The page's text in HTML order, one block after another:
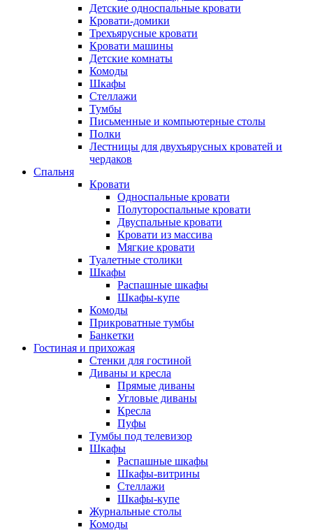
Детские односпальные кровати
Кровати-домики
Трехъярусные кровати
Кровати машины
Детские комнаты
Комоды
Шкафы
Стеллажи
Тумбы
Письменные и компьютерные столы
Полки
Лестницы для двухъярусных кроватей и
чердаков
Спальня
Кровати
Односпальные кровати
Полутороспальные кровати
Двуспальные кровати
Кровати из массива
Мягкие кровати
Туалетные столики
Шкафы
Распашные шкафы
Шкафы-купе
Комоды
Прикроватные тумбы
Банкетки
Гостиная и прихожая
Стенки для гостиной
Диваны и кресла
Прямые диваны
Угловые диваны
Кресла
Пуфы
Тумбы под телевизор
Шкафы
Распашные шкафы
Шкафы-витрины
Стеллажи
Шкафы-купе
Журнальные столы
Комоды